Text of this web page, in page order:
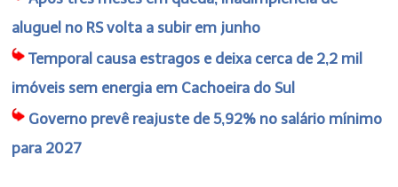
aluguel no RS volta a subir em junho
Temporal causa estragos e deixa cerca de 2,2 mil
imóveis sem energia em Cachoeira do Sul
Governo prevê reajuste de 5,92% no salário mínimo
para 2027